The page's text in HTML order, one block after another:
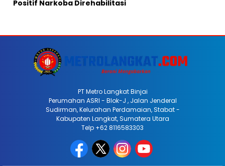
Positif Narkoba Direhabilitasi
PT Metro Langkat Binjai
Perumahan ASRI - Blok-J , Jalan Jenderal
Sudirman, Kelurahan Perdamaian, Stabat -
Kabupaten Langkat, Sumatera Utara
Telp +62 8116583303